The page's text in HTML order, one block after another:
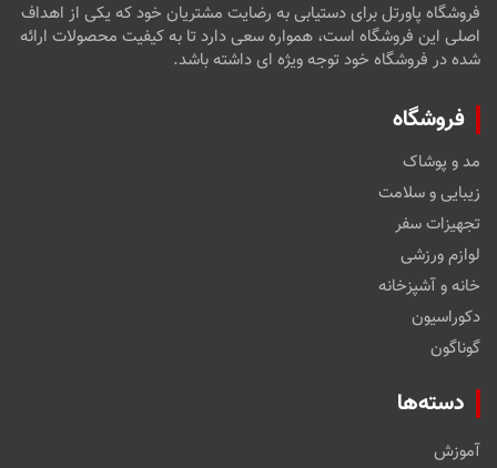
فروشگاه پاورتل برای دستیابی به رضایت مشتریان خود که یکی از اهداف
اصلی این فروشگاه است، همواره سعی دارد تا به کیفیت محصولات ارائه
شده در فروشگاه خود توجه ویژه ای داشته باشد.
فروشگاه
مد و پوشاک
زیبایی و سلامت
تجهیزات سفر
لوازم ورزشی
خانه و آشپزخانه
دکوراسیون
گوناگون
دسته‌ها
آموزش